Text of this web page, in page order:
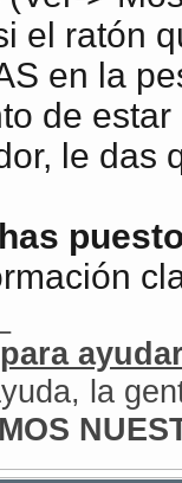
el ratón
en la
de
le das
para
la